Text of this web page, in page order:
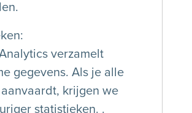
verzamelt
gegevens. Als je alle
krijgen we
statistieken. .